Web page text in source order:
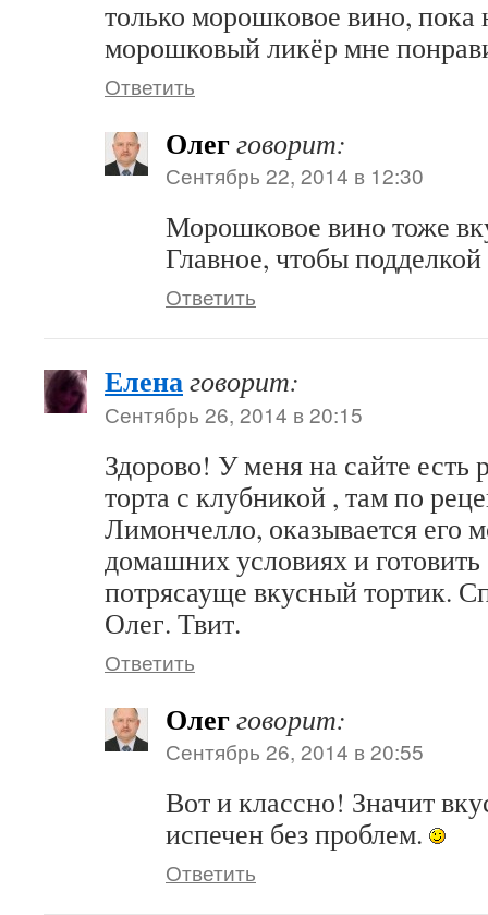
только морошковое вино, пока
морошковый ликёр мне
Ответить
Олегговорит:
Сентябрь 22, 2014 в 12:30
Морошковое вино тоже
Главное, чтобы
Ответить
Еленаговорит:
Сентябрь 26, 2014 в 20:15
Здорово! У меня на сайте есть
торта с клубникой , там по
Лимончелло, оказывается его
домашних условиях и готовить
потрясауще вкусный тортик.
Олег. Твит.
Ответить
Олегговорит:
Сентябрь 26, 2014 в 20:55
Вот и классно! Значит
испечен без проблем.
Ответить